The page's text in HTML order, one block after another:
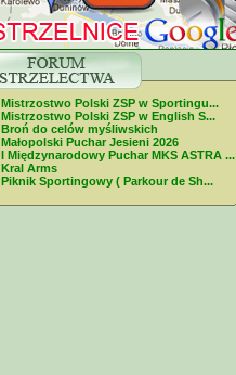
Mistrzostwo Polski ZSP w Sportingu...
Mistrzostwo Polski ZSP w English S...
Broń do celów myśliwskich
Małopolski Puchar Jesieni 2026
I Międzynarodowy Puchar MKS ASTRA ...
Kral Arms
Piknik Sportingowy ( Parkour de Sh...